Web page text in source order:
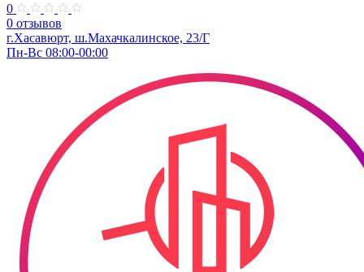
0
0 отзывов
г.Хасавюрт, ш.Махачкалинское, 23/Г
Пн-Вс 08:00-00:00